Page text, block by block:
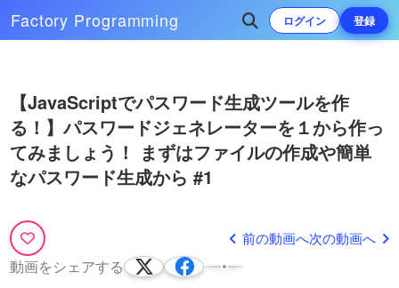
Factory Programming ログイン 登録
Play
Video
次によく再生されている動画
【JavaScriptで数を当てるゲーム
#1】まずは完成版の確認と、基
本的なUIから！
今回のシリーズから、JavaScriptと
Sassを使って、JSの練習のための
と、基本的なHTMLなどを組んでい
くところから始めていき…
て解説！Rellax.jsでスクロールエ
フェクト（効果）をかけて、奥行
きのある演出をしてみましょう！
今回は、最近のサイトでよく見かけ
るパララックス（parallax）・視差
【JavaScriptでパスワード生成ツールを作
る！】パスワードジェネレーターを１から作っ
てみましょう！ まずはファイルの作成や簡単
なパスワード生成から #1
動画をシェアする
前の動画へ次の動画へ
（プレミアム会員）することで
閲覧可能です。https://factory-
programming-mv.c…
ドロップダウンメニュー・ア
コーディオンメニューの作り
方！HTML / CSS / JavaScript
て解説しています。親メニュー
と子供のメニュー(サブメニュー)
を含むドロップダウンメニュー
のHTML…
23:59
タブの切り替え！JavaScript
を使って、タブ（tab）が複数
あっても対応可能なコードを
書きましょう。HTML/CSSの
書き方から紹介！
HTML, CSS, JSを使ってタブ切
り替えを行う方法を紹介してい
ます。for文を上手く活用するこ
ます。また、CSSの指定による
見た目の変更…
12:39
う！classListについて解説し
JS（JavaScript）コーディング
でよく使う、クラスの切り替え
について説明しています。